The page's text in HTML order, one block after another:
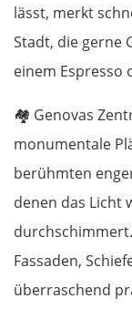
lässt, merkt
Stadt, die gerne
einem Espresso
🏘️ Genovas
monumentale
berühmten
denen das Licht
Fassaden,
überraschend